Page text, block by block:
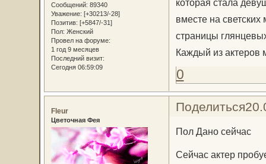
Сообщений: 89340
Уважение: [+30213/-28]
Позитив: [+5847/-31]
Пол: Женский
Провел на форуме:
1 год 9 месяцев
Последний визит:
Сегодня 06:59:09
которая стала
вместе на
страницы
Каждый из актеров
0
Поделиться
Fleur
Цветочная Фея
Пол Дано сейчас
Сейчас актер